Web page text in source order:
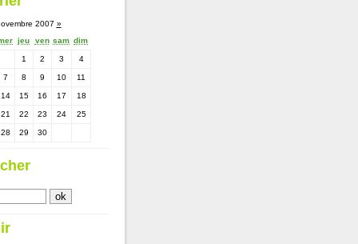
2007 »
jeu ven sam dim
1 2 3 4
7 8 9 10 11
14 15 16 17 18
21 22 23 24 25
28 29 30